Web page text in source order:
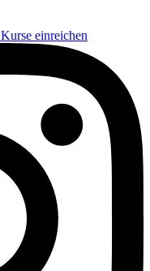
Kurse einreichen